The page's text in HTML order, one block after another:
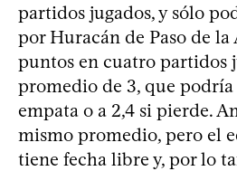
partidos jugados, y sólo
por Huracán de Paso de la
puntos en cuatro partidos
promedio de 3, que podría
empata o a 2,4 si pierde.
mismo promedio, pero el
tiene fecha libre y, por lo